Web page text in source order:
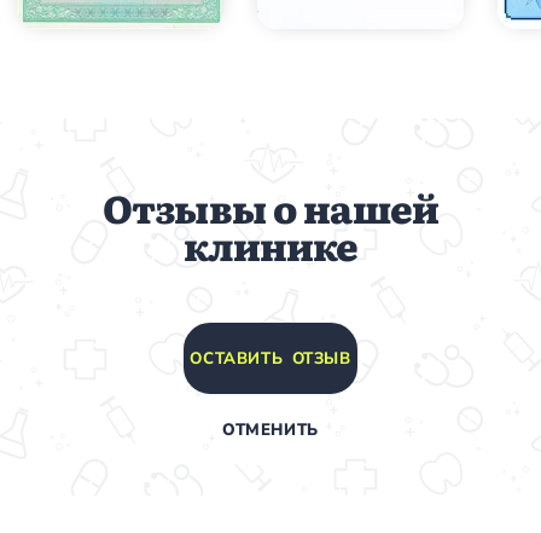
Отзывы о нашей
клинике
ОСТАВИТЬ ОТЗЫВ
ОТМЕНИТЬ